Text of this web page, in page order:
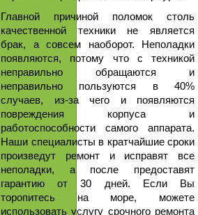
Главной причиной поломок столь
качественной техники не является
брак, а совсем наоборот. Неполадки
появляются, потому что с техникой
неправильно обращаются и
неправильно пользуются в 40%
случаев, из-за чего и появляются
повреждения корпуса и
работоспособности самого аппарата.
Наши специалисты в кратчайшие сроки
произведут ремонт и исправят все
неполадки, а после предоставят
гарантию от 30 дней. Если Вы
торопитесь на море, можете
использовать услугу срочного ремонта